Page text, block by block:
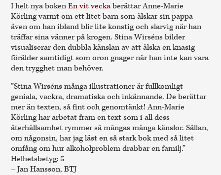
I helt nya bokenEn vit veckaberättar Anne-Marie
Körling varmt om ett litet barn som älskar sin pappa
även om han ibland blir lite konstig och slarvig när han
träffar sina vänner på krogen. Stina Wirséns bilder
visualiserar den dubbla känslan av att älska en knasig
förälder samtidigt som oron gnager när han inte kan vara
den trygghet man behöver.
”Stina Wirséns många illustrationer är fullkomligt
geniala, vackra, dramatiska och inkännande. De berättar
mer än texten, så fint och genomtänkt! Ann-Marie
Körling har arbetat fram en text som i all dess
återhållsamhet rymmer så mångas många känslor. Sällan,
om någonsin, har jag läst en så stark bok med så litet
omfång om hur alkoholproblem drabbar en familj.”
Helhetsbetyg: 5
– Jan Hansson, BTJ